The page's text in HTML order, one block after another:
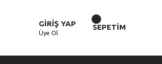
GİRİŞ YAP
Üye Ol
SEPETİM